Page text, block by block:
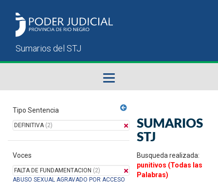
Sumarios del STJ
Manual del Usuario
Tipo Sentencia
DEFINITIVA(2)
Voces
FALTA DE FUNDAMENTACION (2)
ABUSO SEXUAL AGRAVADO POR ACCESO
SUMARIOS
STJ
Busqueda realizada:
punitivos (Todas las
Palabras)